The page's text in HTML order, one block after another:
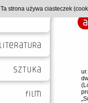
Ta strona używa ciasteczek